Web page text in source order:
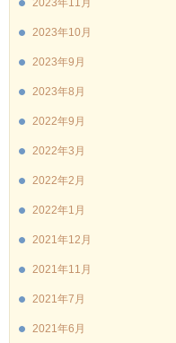
2023年10月
2023年9月
2023年8月
2022年9月
2022年3月
2022年2月
2022年1月
2021年12月
2021年11月
2021年7月
2021年6月